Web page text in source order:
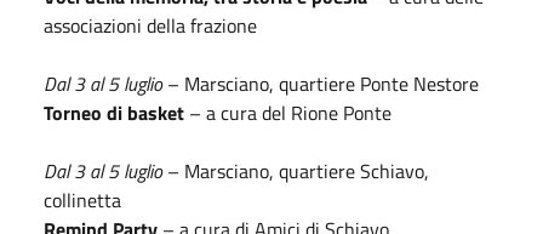
associazioni della frazione
Dal 3 al 5 luglio– Marsciano, quartiere Ponte Nestore
Torneo di basket – a cura del Rione Ponte
Dal 3 al 5 luglio– Marsciano, quartiere Schiavo,
collinetta